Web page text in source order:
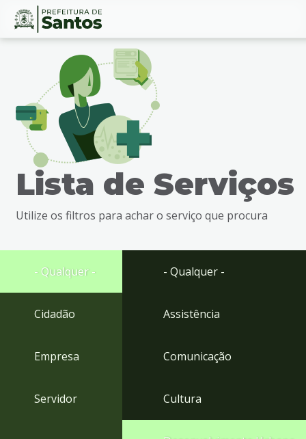
Ir
busca
Ir
rodapé
Conteúdo
Lista de Serviços
Utilize os filtros para achar o serviço que procura
- Qualquer -
Cidadão
Empresa
Servidor
- Qualquer -
Assistência
Comunicação
Cultura